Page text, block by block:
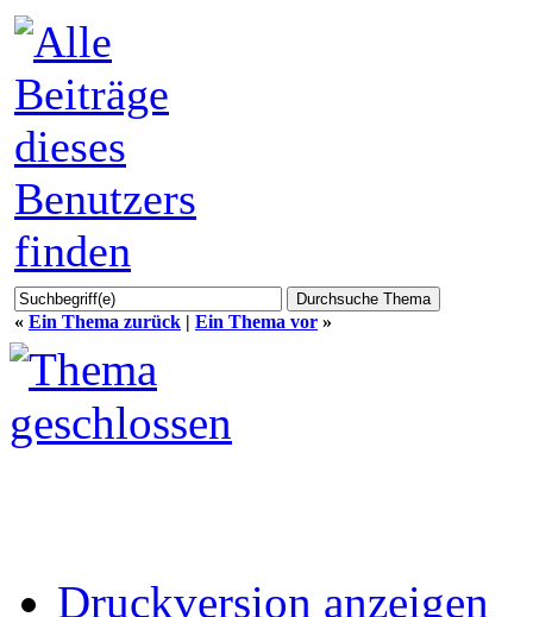
« Ein Thema zurück | Ein Thema vor »
Druckversion anzeigen